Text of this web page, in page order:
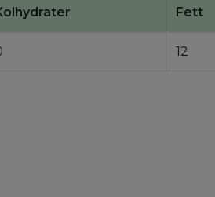
Fett
12